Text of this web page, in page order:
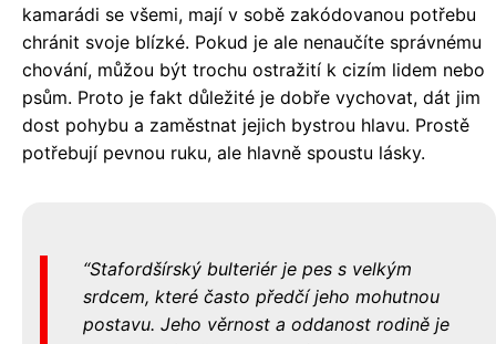
kamarádi se všemi, mají v sobě zakódovanou potřebu
chránit svoje blízké. Pokud je ale nenaučíte správnému
chování, můžou být trochu ostražití k cizím lidem nebo
psům. Proto je fakt důležité je dobře vychovat, dát jim
dost pohybu a zaměstnat jejich bystrou hlavu. Prostě
potřebují pevnou ruku, ale hlavně spoustu lásky.
Stafordšírský bulteriér je pes s velkým
srdcem, které často předčí jeho mohutnou
postavu. Jeho věrnost a oddanost rodině je